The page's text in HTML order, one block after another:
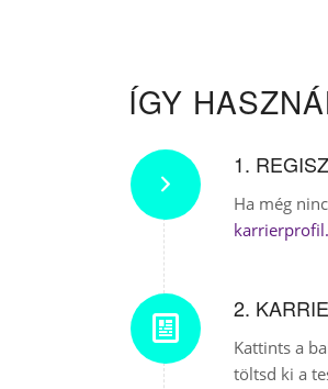
ÍGY
1.
Ha még
2.
Kattints a
töltsd ki a